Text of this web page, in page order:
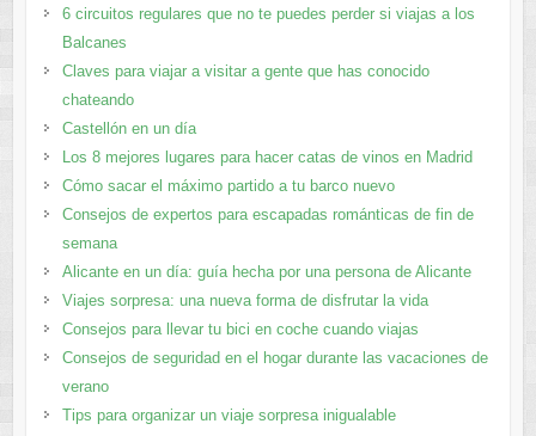
6 circuitos regulares que no te puedes perder si viajas a los
Balcanes
Claves para viajar a visitar a gente que has conocido
chateando
Castellón en un día
Los 8 mejores lugares para hacer catas de vinos en Madrid
Cómo sacar el máximo partido a tu barco nuevo
Consejos de expertos para escapadas románticas de fin de
semana
Alicante en un día: guía hecha por una persona de Alicante
Viajes sorpresa: una nueva forma de disfrutar la vida
Consejos para llevar tu bici en coche cuando viajas
Consejos de seguridad en el hogar durante las vacaciones de
verano
Tips para organizar un viaje sorpresa inigualable